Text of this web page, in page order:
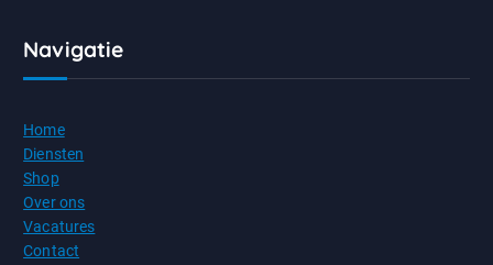
Navigatie
Home
Diensten
Shop
Over ons
Vacatures
Contact